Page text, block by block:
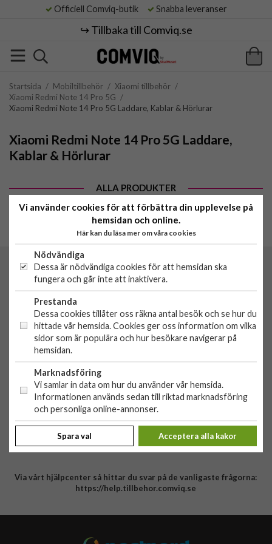
Officiell Comviq-butik Snabba leveranser
↪️ Tillbaka till Comviq.se
Startsida / Mobiltillbehör / Xiaomi tillbehör /
Xiaomi Redmi Note 14 Pro 5G /
Xiaomi Redmi Note 14 Pro 5G Laddare, Kablar & Hörlurar
Xiaomi Redmi Note 14 Pro 5G Laddare,
Kablar & Hörlurar
ALLA PRODUKTER
Inga produkter hittades.
Comviq by SkalHuset
C/O Lowwi AB
Org. nr: 556881-9238
Outlet
Nyheter
Varumärken
Specialkategorier
KUNDSERVICE
Kundservice
Köpevillkor
Retur
ÖVRIGT
Om oss
Integritetspolicy
Via vårt hjälpcenter så hittar du svar på de vanligaste frågorna:
https://help.tillbehor.comviq.se
Vi använder cookies för att förbättra din upplevelse på
hemsidan och online.
Här kan du läsa mer om våra cookies
Nödvändiga
Dessa är nödvändiga cookies för att hemsidan ska
fungera och går inte att inaktivera.
Prestanda
Dessa cookies tillåter oss räkna antal besök och se hur du
hittade vår hemsida. Cookies ger oss information om vilka
sidor som är populära och hur besökare navigerar på
hemsidan.
Marknadsföring
Vi samlar in data om hur du använder vår hemsida.
Informationen används sedan till riktad marknadsföring
och personliga online-annonser.
Spara val Acceptera alla kakor